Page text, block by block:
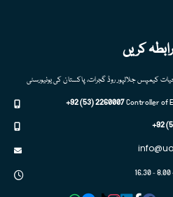
کریں
کیمپس جلالپور روڈ گجرات، پاکستان کی یونیورسٹی
Controller of
+92 (53) 2260007
+92